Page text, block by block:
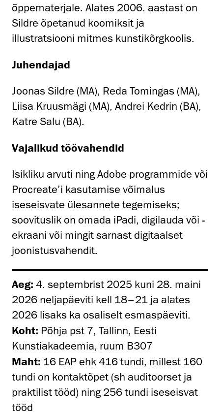
õppematerjale. Alates 2006. aastast on
Sildre õpetanud koomiksit ja
illustratsiooni mitmes kunstikõrgkoolis.
Juhendajad
Joonas Sildre (MA), Reda Tomingas (MA),
Liisa Kruusmägi (MA), Andrei Kedrin (BA),
Katre Salu (BA).
Vajalikud töövahendid
Isikliku arvuti ning Adobe programmide või
Procreate’i kasutamise võimalus
iseseisvate ülesannete tegemiseks;
soovituslik on omada iPadi, digilauda või -
ekraani või mingit sarnast digitaalset
joonistusvahendit.
Aeg: 4. septembrist 2025 kuni 28. maini
2026 neljapäeviti kell 18–21 ja alates
2026 lisaks ka osaliselt esmaspäeviti.
Koht: Põhja pst 7, Tallinn, Eesti
Kunstiakadeemia, ruum B307
Maht: 16 EAP ehk 416 tundi, millest 160
tundi on kontaktõpet (sh auditoorset ja
praktilist tööd) ning 256 tundi iseseisvat
tööd